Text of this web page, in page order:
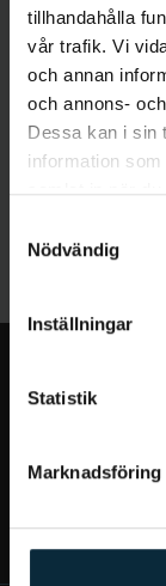
tillhandahålla
vår trafik. Vi
och annan
och annons-
Dessa kan i sin
information
samlat in när
Nödvändig
Inställningar
Statistik
Marknadsföring
Jag vill...
Bra att veta
Mer om